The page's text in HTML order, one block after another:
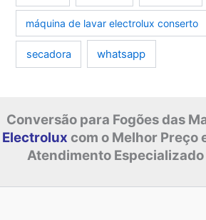
máquina de lavar electrolux conserto
secadora whatsapp
Conversão para Fogões das
Electrolux com o Melhor Preço
Atendimento